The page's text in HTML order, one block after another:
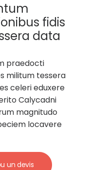
fidis
data
praedocti
militum tessera
celeri eduxere
Calycadni
magnitudo
locavere
un devis